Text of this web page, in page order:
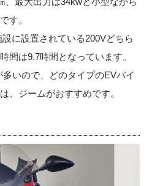
す。
に設置されている200Vどちら
間は9.7時間となっています。
いので、どのタイプのEVバイ
、ジームがおすすめです。